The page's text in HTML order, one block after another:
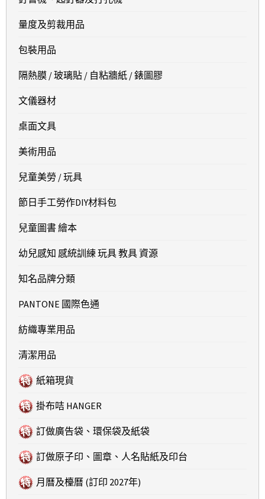
量度及剪裁用品
包裝用品
隔熱膜 / 玻璃貼 / 自粘牆紙 / 錶圖膠
文儀器材
桌面文具
美術用品
兒童美勞 / 玩具
節日手工勞作DIY材料包
兒童圖書 繪本
幼兒感知 感統訓練 玩具 教具 資源
知名品牌分類
PANTONE 國際色通
紡織專業用品
清潔用品
紙箱現貨
掛布咭 HANGER
訂做廣告袋、環保袋及紙袋
訂做原子印、圖章、人名貼紙及印台
月曆及檯曆 (訂印 2027年)